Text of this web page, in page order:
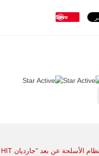
Save